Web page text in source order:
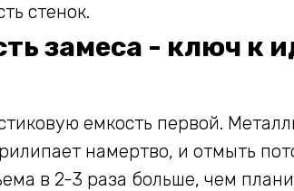
стенок.
замеса - ключ к
емкость первой.
намертво, и отмыть
в 2-3 раза больше, чем